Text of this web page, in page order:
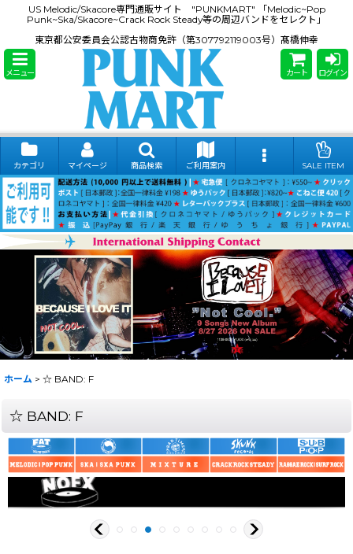
US Melodic/Skacore専門通販サイト "PUNKMART" 「Melodic~Pop
Punk~Ska/Skacore~Crack Rock Steady等の周辺バンドをセレクト」
東京都公安委員会公認古物商免許（第307792119003号）髙橋伸幸
メニュー カート ログイン
カテゴリ マイページ 商品検索 ご利用案内 SALE ITEM
ホーム > ☆ BAND: F
☆ BAND: F